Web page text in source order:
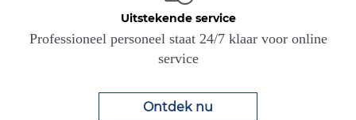
Uitstekende service
Professioneel personeel staat 24/7 klaar voor online
service
Ontdek nu